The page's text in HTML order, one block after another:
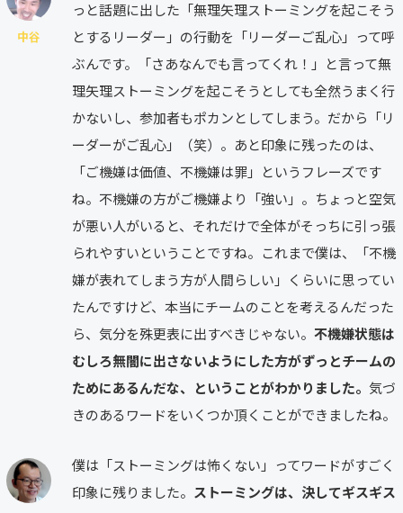
中谷
っと話題に出した「無理矢理ストーミングを起こそう
とするリーダー」の行動を「リーダーご乱心」って呼
ぶんです。「さあなんでも言ってくれ！」と言って無
理矢理ストーミングを起こそうとしても全然うまく行
かないし、参加者もポカンとしてしまう。だから「リ
ーダーがご乱心」（笑）。あと印象に残ったのは、
「ご機嫌は価値、不機嫌は罪」というフレーズです
ね。不機嫌の方がご機嫌より「強い」。ちょっと空気
が悪い人がいると、それだけで全体がそっちに引っ張
られやすいということですね。これまで僕は、「不機
嫌が表れてしまう方が人間らしい」くらいに思ってい
たんですけど、本当にチームのことを考えるんだった
ら、気分を殊更表に出すべきじゃない。 不機嫌状態は
むしろ無闇に出さないようにした方がずっとチームの
ためにあるんだな、ということがわかりました。 気づ
きのあるワードをいくつか頂くことができましたね。
僕は「ストーミングは怖くない」ってワードがすごく
印象に残りました。 ストーミングは、決してギスギス